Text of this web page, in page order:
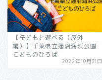
【子どもと遊べる（屋外
編）】千葉県立蓮沼海浜公園
こどものひろば
2022年10月31日